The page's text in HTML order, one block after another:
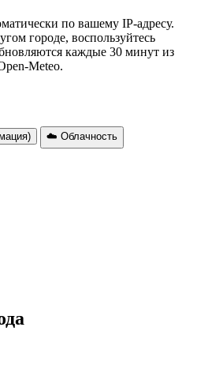
по вашему IP-адресу.
городе, воспользуйтесь
каждые 30 минут из
Meteo.
☁️ Облачность